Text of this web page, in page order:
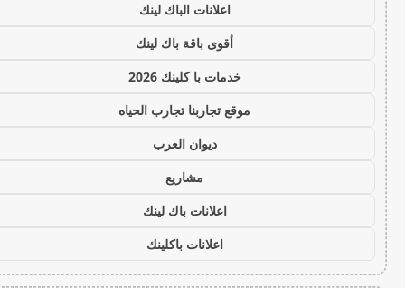
اعلانات الباك لينك
أقوى باقة باك لينك
خدمات با كلينك 2026
موقع تجاربنا تجارب الحياه
ديوان العرب
مشاريع
اعلانات باك لينك
اعلانات باكلينك